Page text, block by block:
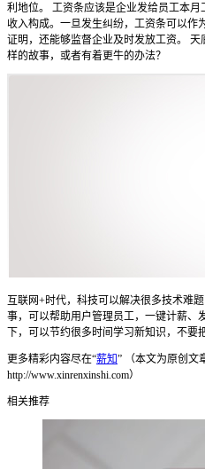
利地位。 工资条应该是企业发给员工本
收入构成。一旦发生纠纷，工资条可以作
证明，还能够监督企业及时发放工资。
样的故事，或者有着更牛的办法？
互联网+时代，科技可以解决很多技术难题
事，可以帮助用户管理员工，一键计薪、
下，可以节约很多时间学习新知识，不要
更多精彩内容尽在“薪知” （本文为原创文
http://www.xinrenxinshi.com）
相关推荐